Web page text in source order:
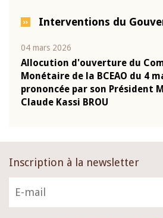
Interventions du
04 mars 2026
Allocution d'ouverture du
Monétaire de la BCEAO du 4
prononcée par son Président
Claude Kassi BROU
Inscription à la newsletter